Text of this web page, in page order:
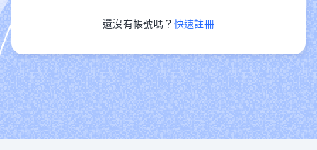
還沒有帳號嗎？ 快速註冊